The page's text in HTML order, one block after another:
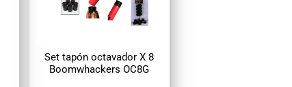
Set tapón octavador X 8
Boomwhackers OC8G